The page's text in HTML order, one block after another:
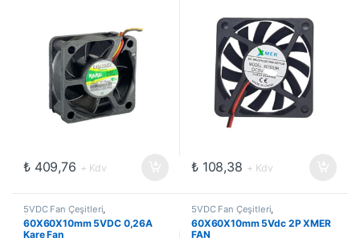
₺409,76 + Kdv ₺108,38 + Kdv
5VDC Fan Çeşitleri
Elektromekanik Kompanentler,
Fanlar
60X60X10mm 5VDC 0,26A
Kare Fan
5VDC Fan Çeşitleri
Elektromekanik Kompanentler,
Fanlar
60X60X10mm 5Vdc 2P XMER
FAN